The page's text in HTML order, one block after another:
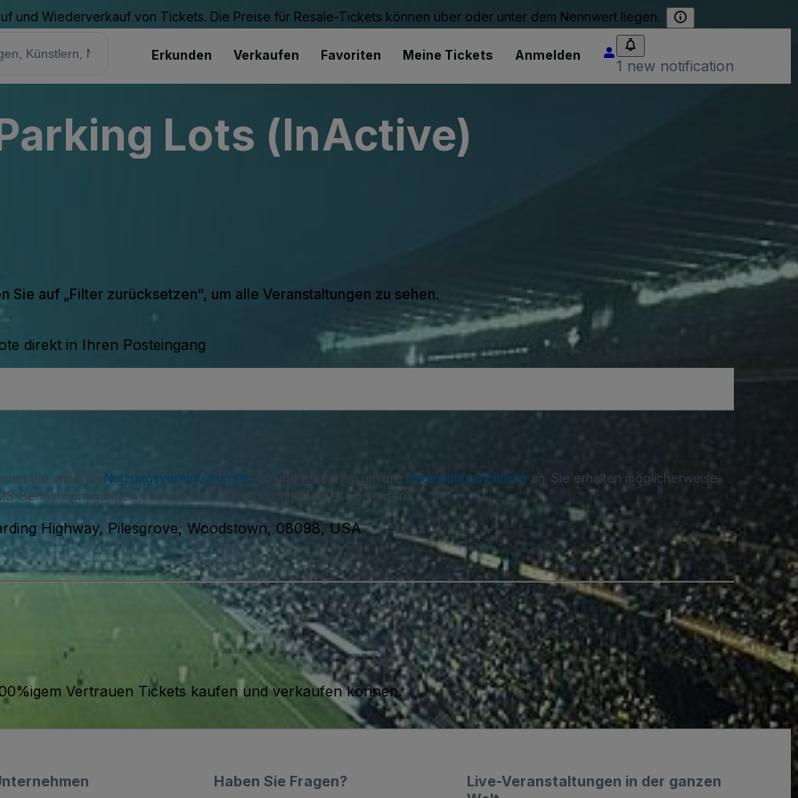
und Wiederverkauf von Tickets. Die Preise für Resale-Tickets können über oder unter dem Nennwert liegen.
Erkunden Verkaufen Favoriten Meine Tickets Anmelden
1 new notification
Lots (InActive)
Sie auf „Filter zurücksetzen“, um alle Veranstaltungen zu sehen.
direkt in Ihren Posteingang
Sie unseren Nutzungsvereinbarungen zu und erkennen unsere Datenschutzrichtlinie an. Sie erhalten möglicherweise
Benachrichtigungen von uns und können sich jederzeit abmelden.
Highway, Pilesgrove, Woodstown, 08098, USA
Vertrauen Tickets kaufen und verkaufen können.
Live-Veranstaltungen in der ganzen
Haben Sie Fragen?